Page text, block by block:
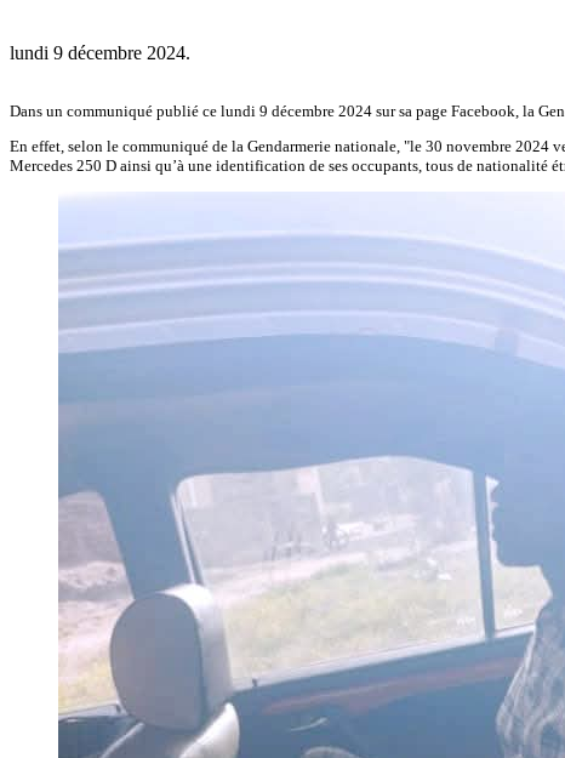
lundi 9 décembre 2024.
Dans un communiqué publié ce lundi 9 décembre 2024 sur sa page Facebook, la
En effet, selon le communiqué de la Gendarmerie nationale, "le 30 novembre 2024
Mercedes 250 D ainsi qu’à une identification de ses occupants, tous de nationalité